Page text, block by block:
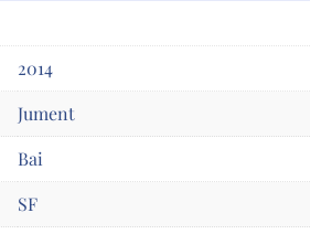
2014
Jument
Bai
SF